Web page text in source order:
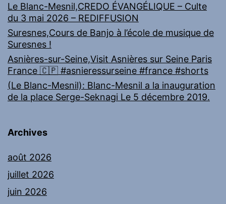
Le Blanc-Mesnil,CREDO ÉVANGÉLIQUE – Culte
du 3 mai 2026 – REDIFFUSION
Suresnes,Cours de Banjo à l’école de musique de
Suresnes !
Asnières-sur-Seine,Visit Asnières sur Seine Paris
France 🇨🇵 #asnieressurseine #france #shorts
(Le Blanc-Mesnil): Blanc-Mesnil a la inauguration
de la place Serge-Seknagi Le 5 décembre 2019.
Archives
août 2026
juillet 2026
juin 2026